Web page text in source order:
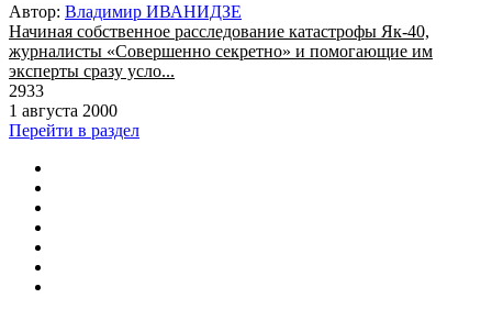
Автор: Владимир ИВАНИДЗЕ
Начиная собственное расследование катастрофы Як-40,
журналисты «Совершенно секретно» и помогающие им
эксперты сразу усло...
2933
1 августа 2000
Перейти в раздел